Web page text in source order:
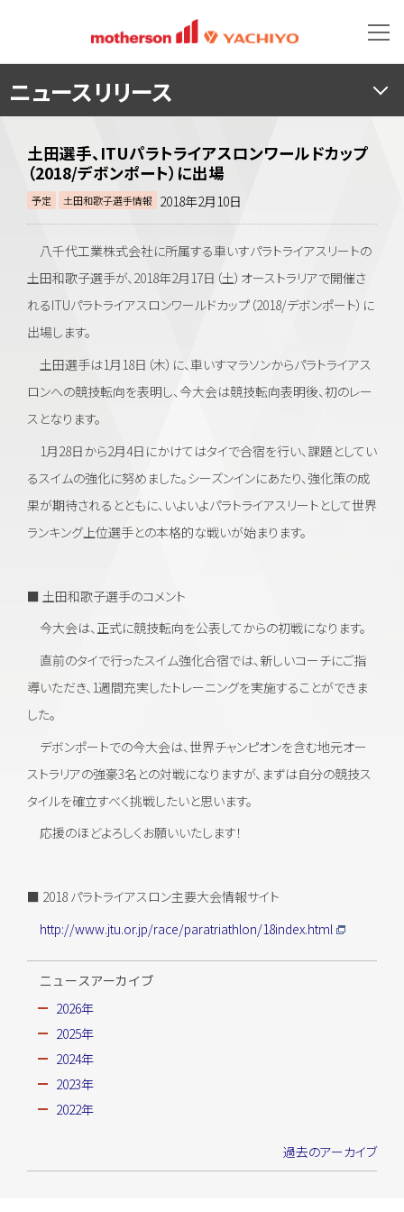
ニュースリリース
土田選手、ITUパラトライアスロンワールドカップ
（2018/デボンポート）に出場
予定 土田和歌子選手情報 2018年2月10日
八千代工業株式会社に所属する車いすパラトライアスリートの
土田和歌子選手が、2018年2月17日（土）オーストラリアで開催さ
れるITUパラトライアスロンワールドカップ（2018/デボンポート）に
出場します。
土田選手は1月18日（木）に、車いすマラソンからパラトライアス
ロンへの競技転向を表明し、今大会は競技転向表明後、初のレー
スとなります。
1月28日から2月4日にかけてはタイで合宿を行い、課題としてい
るスイムの強化に努めました。シーズンインにあたり、強化策の成
果が期待されるとともに、いよいよパラトライアスリートとして世界
ランキング上位選手との本格的な戦いが始まります。
■ 土田和歌子選手のコメント
今大会は、正式に競技転向を公表してからの初戦になります。
直前のタイで行ったスイム強化合宿では、新しいコーチにご指
導いただき、1週間充実したトレーニングを実施することができま
した。
デボンポートでの今大会は、世界チャンピオンを含む地元オー
ストラリアの強豪3名との対戦になりますが、まずは自分の競技ス
タイルを確立すべく挑戦したいと思います。
応援のほどよろしくお願いいたします！
■ 2018 パラトライアスロン主要大会情報サイト
http://www.jtu.or.jp/race/paratriathlon/18index.html
ニュースアーカイブ
2026年
2025年
2024年
2023年
2022年
過去のアーカイブ